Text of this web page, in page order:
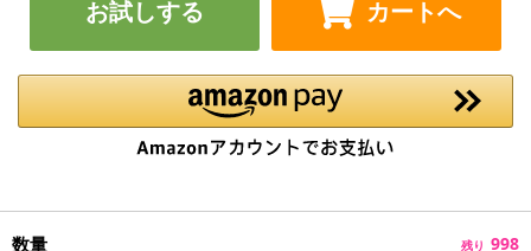
お試しする カートへ
数量 残り 998